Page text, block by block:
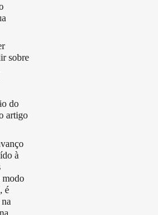
sobre
do
artigo
à
modo
é